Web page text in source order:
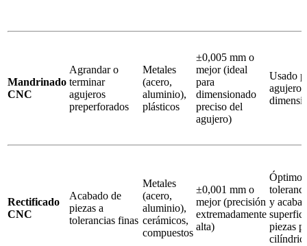
Mandrinado
CNC
Agrandar o
terminar
agujeros
preperforados
Metales
(acero,
aluminio),
plásticos
±0,005 mm o
mejor (ideal
para
dimensionado
preciso del
agujero)
Usado
Rectificado
CNC
Acabado de
piezas a
tolerancias finas
Metales
(acero,
aluminio),
cerámicos,
compuestos
±0,001 mm o
mejor (precisión
extremadamente
alta)
Óptimo
y
piezas